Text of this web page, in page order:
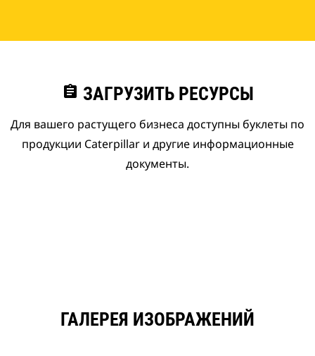
assignment ЗАГРУЗИТЬ РЕСУРСЫ
Для вашего растущего бизнеса доступны буклеты по
продукции Caterpillar и другие информационные
документы.
ГАЛЕРЕЯ ИЗОБРАЖЕНИЙ